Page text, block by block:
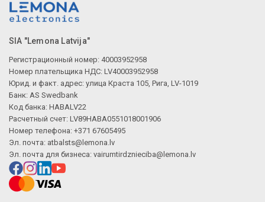
SIA "Lemona Latvija"
Регистрационный номер: 40003952958
Номер плательщика НДС: LV40003952958
Юрид. и факт. адрес: улица Краста 105, Рига, LV-1019
Банк: AS Swedbank
Код банка: HABALV22
Расчетный счет: LV89HABA0551018001906
Номер телефона: +371 67605495
Эл. почта: atbalsts@lemona.lv
Эл. почта для бизнеса: vairumtirdznieciba@lemona.lv